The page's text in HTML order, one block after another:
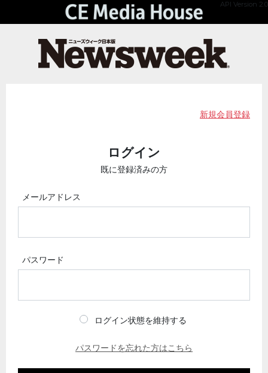
API Version 2.0
新規会員登録
ログイン
既に登録済みの方
メールアドレス
パスワード
ログイン状態を維持する
パスワードを忘れた方はこちら